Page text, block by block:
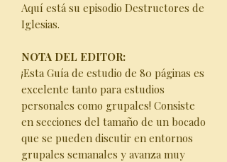
Aquí está su episodio Destructores de
Iglesias.
NOTA DEL EDITOR:
¡Esta Guía de estudio de 80 páginas es
excelente tanto para estudios
personales como grupales! Consiste
en secciones del tamaño de un bocado
que se pueden discutir en entornos
grupales semanales y avanza muy